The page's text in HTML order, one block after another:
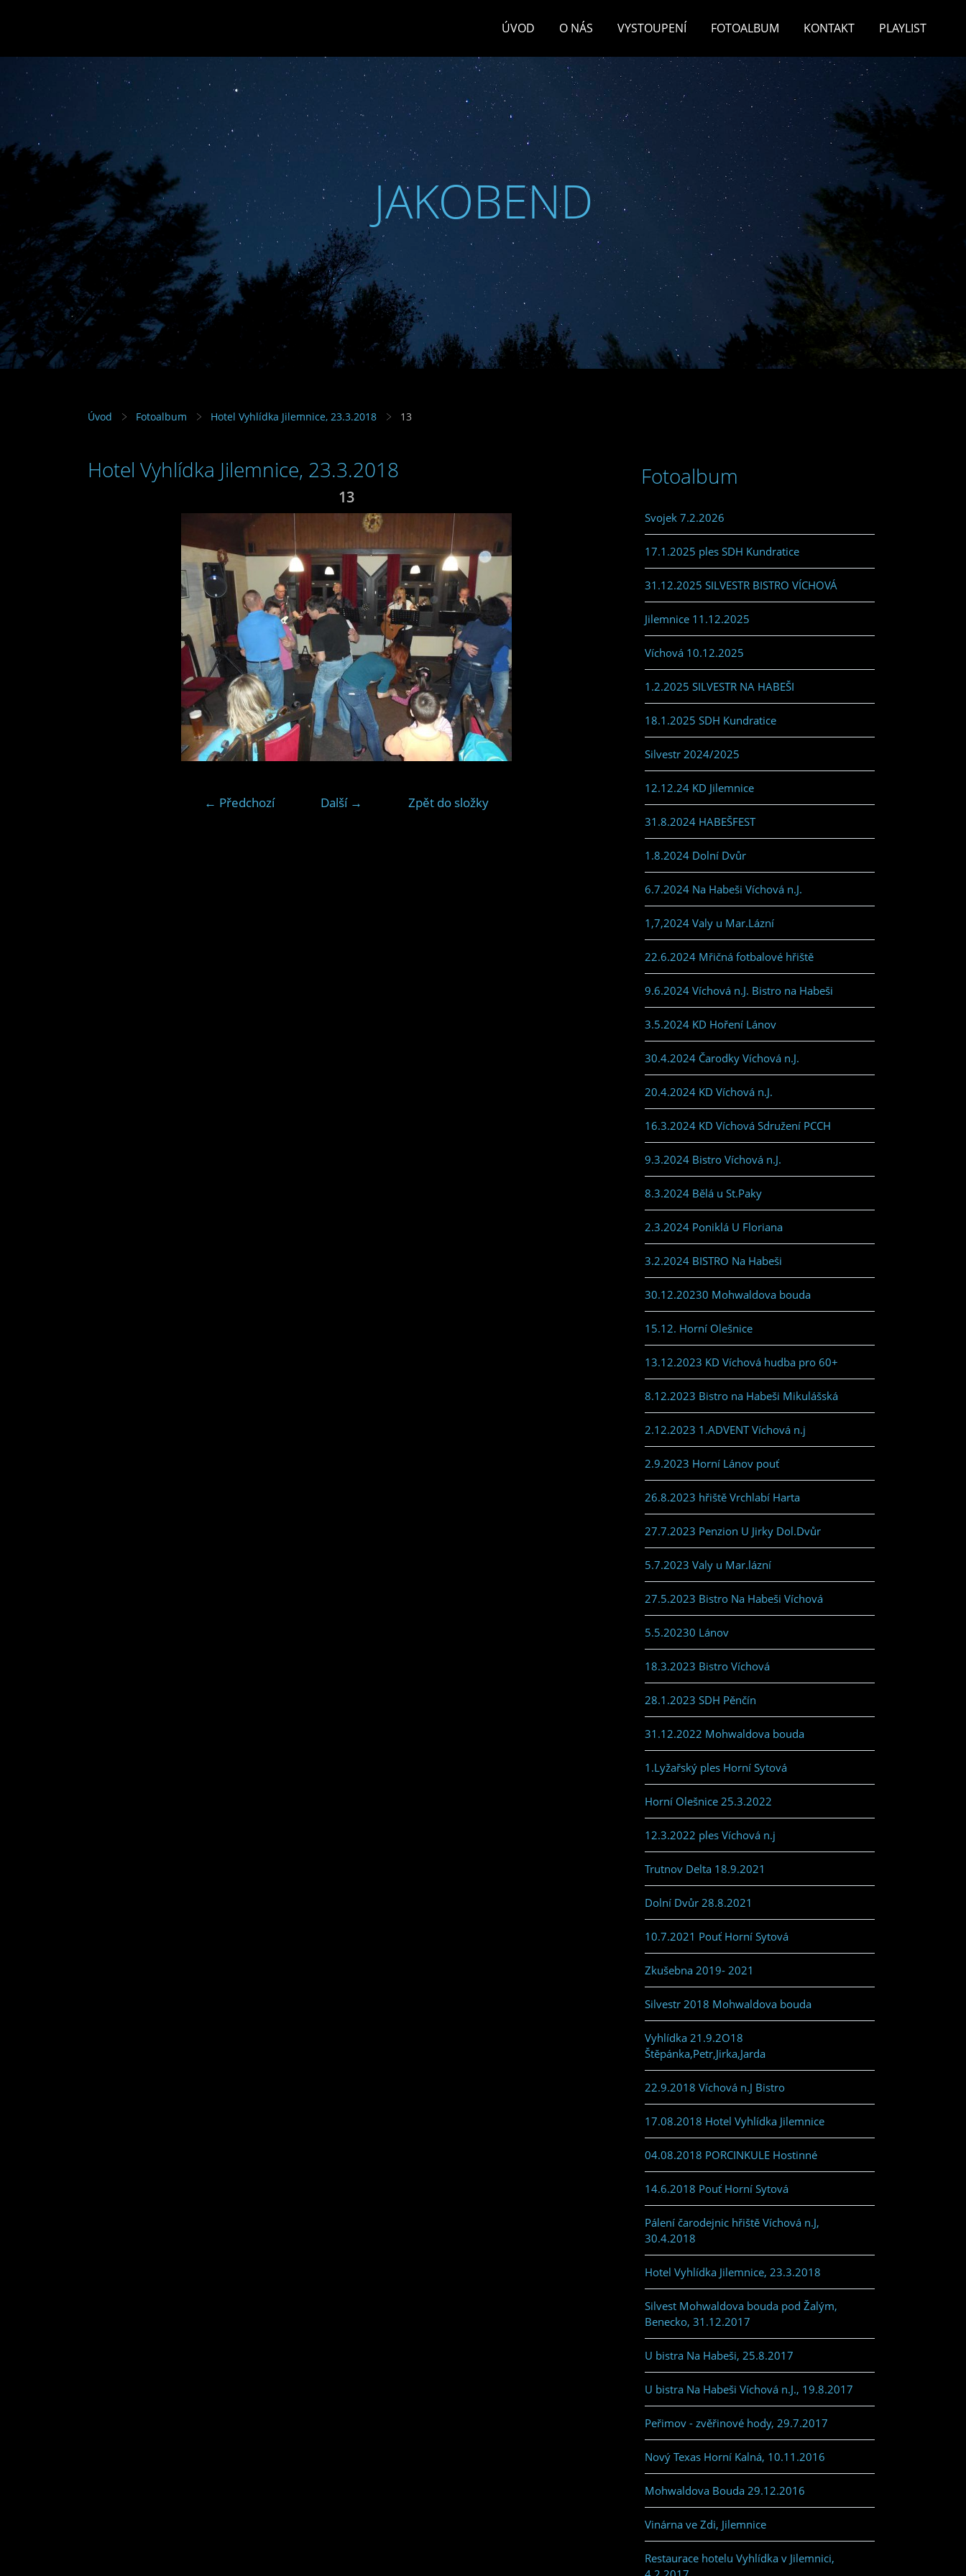
ÚVOD O NÁS VYSTOUPENÍ FOTOALBUM KONTAKT PLAYLIST
JAKOBEND
Úvod Fotoalbum Hotel Vyhlídka Jilemnice, 23.3.2018 13
Hotel Vyhlídka Jilemnice, 23.3.2018
13
← Předchozí Další → Zpět do složky
Fotoalbum
Svojek 7.2.2026
17.1.2025 ples SDH Kundratice
31.12.2025 SILVESTR BISTRO VÍCHOVÁ
Jilemnice 11.12.2025
Víchová 10.12.2025
1.2.2025 SILVESTR NA HABEŠI
18.1.2025 SDH Kundratice
Silvestr 2024/2025
12.12.24 KD Jilemnice
31.8.2024 HABEŠFEST
1.8.2024 Dolní Dvůr
6.7.2024 Na Habeši Víchová n.J.
1,7,2024 Valy u Mar.Lázní
22.6.2024 Mřičná fotbalové hřiště
9.6.2024 Víchová n.J. Bistro na Habeši
3.5.2024 KD Hoření Lánov
30.4.2024 Čarodky Víchová n.J.
20.4.2024 KD Víchová n.J.
16.3.2024 KD Víchová Sdružení PCCH
9.3.2024 Bistro Víchová n.J.
8.3.2024 Bělá u St.Paky
2.3.2024 Poniklá U Floriana
3.2.2024 BISTRO Na Habeši
30.12.20230 Mohwaldova bouda
15.12. Horní Olešnice
13.12.2023 KD Víchová hudba pro 60+
8.12.2023 Bistro na Habeši Mikulášská
2.12.2023 1.ADVENT Víchová n.j
2.9.2023 Horní Lánov pouť
26.8.2023 hřiště Vrchlabí Harta
27.7.2023 Penzion U Jirky Dol.Dvůr
5.7.2023 Valy u Mar.lázní
27.5.2023 Bistro Na Habeši Víchová
5.5.20230 Lánov
18.3.2023 Bistro Víchová
28.1.2023 SDH Pěnčín
31.12.2022 Mohwaldova bouda
1.Lyžařský ples Horní Sytová
Horní Olešnice 25.3.2022
12.3.2022 ples Víchová n.j
Trutnov Delta 18.9.2021
Dolní Dvůr 28.8.2021
10.7.2021 Pouť Horní Sytová
Zkušebna 2019- 2021
Silvestr 2018 Mohwaldova bouda
Vyhlídka 21.9.2O18
Štěpánka,Petr,Jirka,Jarda
22.9.2018 Víchová n.J Bistro
17.08.2018 Hotel Vyhlídka Jilemnice
04.08.2018 PORCINKULE Hostinné
14.6.2018 Pouť Horní Sytová
Pálení čarodejnic hřiště Víchová n.J,
30.4.2018
Hotel Vyhlídka Jilemnice, 23.3.2018
Silvest Mohwaldova bouda pod Žalým,
Benecko, 31.12.2017
U bistra Na Habeši, 25.8.2017
U bistra Na Habeši Víchová n.J., 19.8.2017
Peřimov - zvěřinové hody, 29.7.2017
Nový Texas Horní Kalná, 10.11.2016
Mohwaldova Bouda 29.12.2016
Vinárna ve Zdi, Jilemnice
Restaurace hotelu Vyhlídka v Jilemnici,